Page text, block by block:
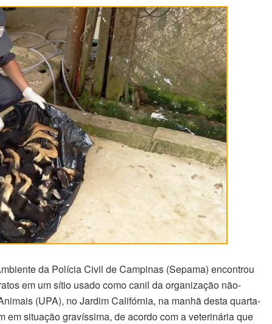
da Polícia Civil de Campinas (Sepama) encontrou
em um sítio usado como canil da organização não-
(UPA), no Jardim Califórnia, na manhã desta quarta-
em situação gravíssima, de acordo com a veterinária que